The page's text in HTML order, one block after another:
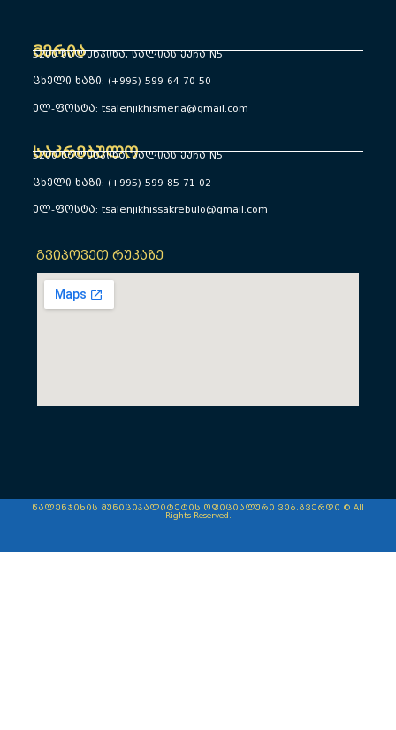
მერია
5200 წალენჯიხა, სალიას ქუჩა N5
ცხელი ხაზი: (+995) 599 64 70 50
ელ-ფოსტა: tsalenjikhismeria@gmail.com
საკრებულო
5200 წალენჯიხა, სალიას ქუჩა N5
ცხელი ხაზი: (+995) 599 85 71 02
ელ-ფოსტა: tsalenjikhissakrebulo@gmail.com
გვიპოვეთ რუკაზე
წალენჯიხის მუნიციპალიტეტის ოფიციალური ვებ.გვერდი © All
Rights Reserved.